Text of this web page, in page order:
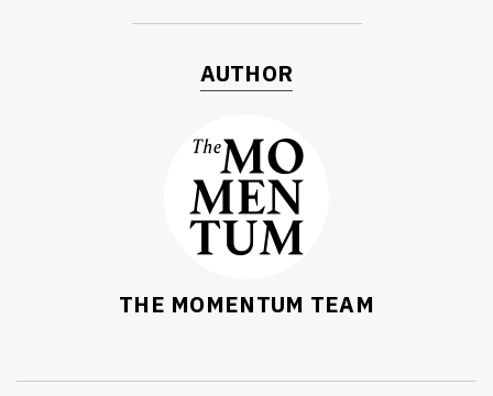
AUTHOR
THE MOMENTUM TEAM